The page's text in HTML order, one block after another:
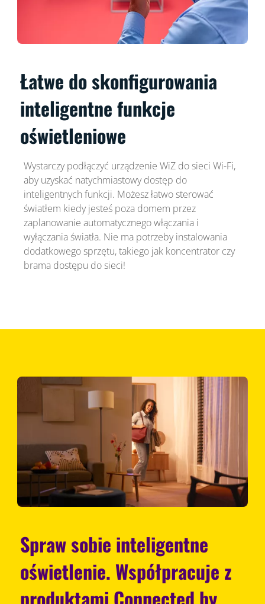
Łatwe do skonfigurowania
inteligentne funkcje
oświetleniowe
Wystarczy podłączyć urządzenie WiZ do sieci Wi-Fi,
aby uzyskać natychmiastowy dostęp do
inteligentnych funkcji. Możesz łatwo sterować
światłem kiedy jesteś poza domem przez
zaplanowanie automatycznego włączania i
wyłączania światła. Nie ma potrzeby instalowania
dodatkowego sprzętu, takiego jak koncentrator czy
brama dostępu do sieci!
Spraw sobie inteligentne
oświetlenie. Współpracuje z